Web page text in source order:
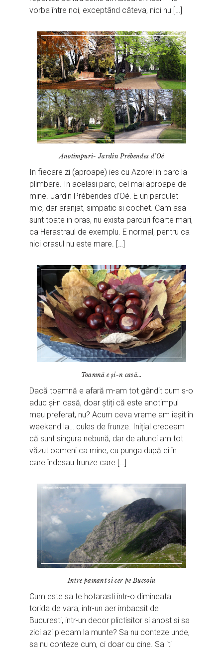
vorba între noi, exceptând câteva, nici nu […]
Anotimpuri- Jardin Prébendes d’Oé
In fiecare zi (aproape) ies cu Azorel in parc la
plimbare. In acelasi parc, cel mai aproape de
mine. Jardin Prébendes d’Oé. E un parculet
mic, dar aranjat, simpatic si cochet. Cam asa
sunt toate in oras, nu exista parcuri foarte mari,
ca Herastraul de exemplu. E normal, pentru ca
nici orasul nu este mare. […]
Toamnă e și-n casă…
Dacă toamnă e afară m-am tot gândit cum s-o
aduc și-n casă, doar știți că este anotimpul
meu preferat, nu? Acum ceva vreme am ieșit în
weekend la… cules de frunze. Inițial credeam
că sunt singura nebună, dar de atunci am tot
văzut oameni ca mine, cu punga după ei în
care îndesau frunze care […]
Intre pamant si cer pe Bucsoiu
Cum este sa te hotarasti intr-o dimineata
torida de vara, intr-un aer imbacsit de
Bucuresti, intr-un decor plictisitor si anost si sa
zici azi plecam la munte? Sa nu conteze unde,
sa nu conteze cum, ci doar cu cine. Sa iti